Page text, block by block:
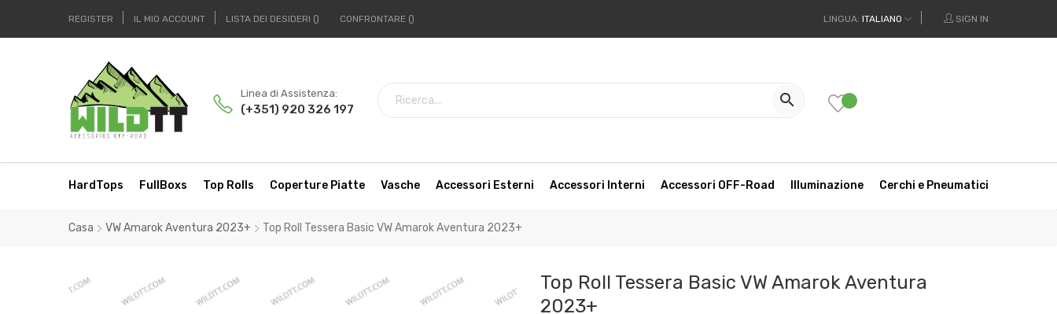
REGISTER IL MIO ACCOUNT LISTA DEI DESIDERI CONFRONTARE LINGUA: ITALIANO SIGN IN
Linea di Assistenza:
(+351) 920 326 197

HardTops FullBoxs Top Rolls Coperture Piatte Vasche Accessori Esterni Accessori Interni Accessori OFF-Road Illuminazione Cerchi e Pneumatici
Casa VW Amarok Aventura 2023+ Top Roll Tessera Basic VW Amarok Aventura 2023+
Top Roll Tessera Basic VW Amarok Aventura
2023+